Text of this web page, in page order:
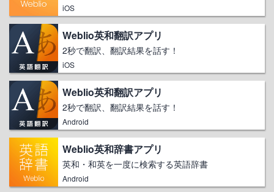
iOS
Weblio英和翻訳アプリ
2秒で翻訳、翻訳結果を話す！
iOS
Weblio英和翻訳アプリ
2秒で翻訳、翻訳結果を話す！
Android
Weblio英和辞書アプリ
英和・和英を一度に検索する英語辞書
Android